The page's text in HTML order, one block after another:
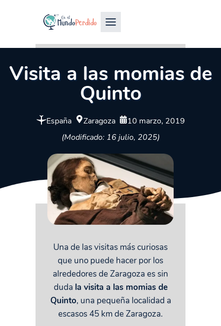
Visita a las momias de
Quinto
España Zaragoza
10 marzo, 2019
(Modificado: 16 julio, 2025)
Una de las visitas más curiosas
que uno puede hacer por los
alrededores de Zaragoza es sin
duda la visita a las momias de
Quinto, una pequeña localidad a
escasos 45 km de Zaragoza.